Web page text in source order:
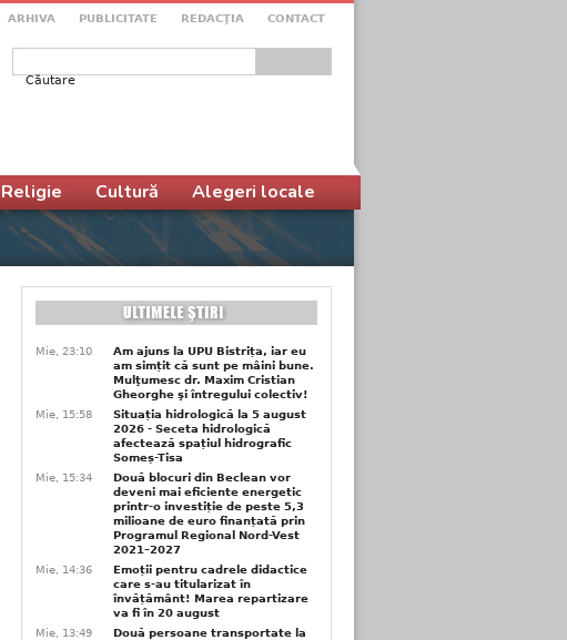
ARHIVA PUBLICITATE REDACŢIA CONTACT
Formular de căutare
Religie Cultură Alegeri locale
Mie, 23:10
Am ajuns la UPU Bistrița, iar eu
am simțit că sunt pe mâini bune.
Mulţumesc dr. Maxim Cristian
Gheorghe şi întregului colectiv!
Mie, 15:58
Situația hidrologică la 5 august
2026 - Seceta hidrologică
afectează spațiul hidrografic
Someș-Tisa
Mie, 15:34
Două blocuri din Beclean vor
deveni mai eficiente energetic
printr-o investiție de peste 5,3
milioane de euro finanțată prin
Programul Regional Nord-Vest
2021–2027
Mie, 14:36
Emoții pentru cadrele didactice
care s-au titularizat în
învățământ! Marea repartizare
va fi în 20 august
Mie, 13:49
Două persoane transportate la